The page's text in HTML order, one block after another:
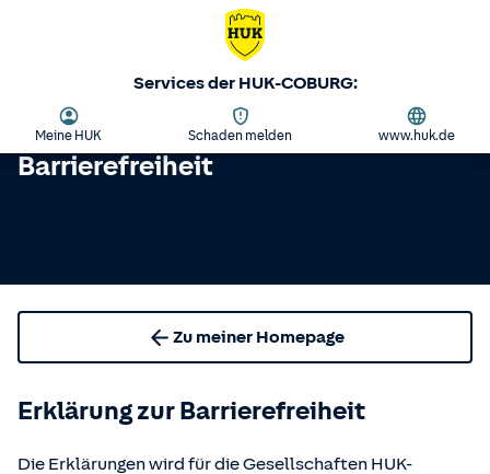
Services der HUK-COBURG:
Meine HUK Schaden melden www.huk.de
Barrierefreiheit
Zu meiner Homepage
Erklärung zur Barrierefreiheit
Die Erklärungen wird für die Gesellschaften HUK-